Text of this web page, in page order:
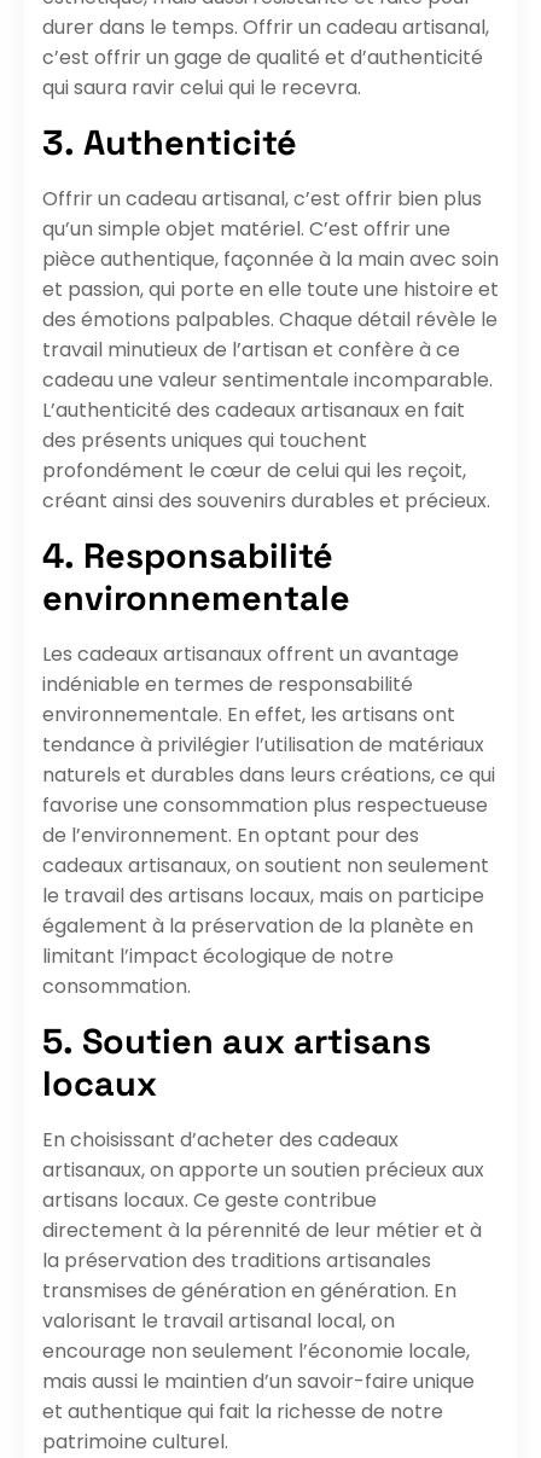
durer dans le temps. Offrir un cadeau artisanal,
c’est offrir un gage de qualité et d’authenticité
qui saura ravir celui qui le recevra.
3. Authenticité
Offrir un cadeau artisanal, c’est offrir bien plus
qu’un simple objet matériel. C’est offrir une
pièce authentique, façonnée à la main avec soin
et passion, qui porte en elle toute une histoire et
des émotions palpables. Chaque détail révèle le
travail minutieux de l’artisan et confère à ce
cadeau une valeur sentimentale incomparable.
L’authenticité des cadeaux artisanaux en fait
des présents uniques qui touchent
profondément le cœur de celui qui les reçoit,
créant ainsi des souvenirs durables et précieux.
4. Responsabilité
environnementale
Les cadeaux artisanaux offrent un avantage
indéniable en termes de responsabilité
environnementale. En effet, les artisans ont
tendance à privilégier l’utilisation de matériaux
naturels et durables dans leurs créations, ce qui
favorise une consommation plus respectueuse
de l’environnement. En optant pour des
cadeaux artisanaux, on soutient non seulement
le travail des artisans locaux, mais on participe
également à la préservation de la planète en
limitant l’impact écologique de notre
consommation.
5. Soutien aux artisans
locaux
En choisissant d’acheter des cadeaux
artisanaux, on apporte un soutien précieux aux
artisans locaux. Ce geste contribue
directement à la pérennité de leur métier et à
la préservation des traditions artisanales
transmises de génération en génération. En
valorisant le travail artisanal local, on
encourage non seulement l’économie locale,
mais aussi le maintien d’un savoir-faire unique
et authentique qui fait la richesse de notre
patrimoine culturel.